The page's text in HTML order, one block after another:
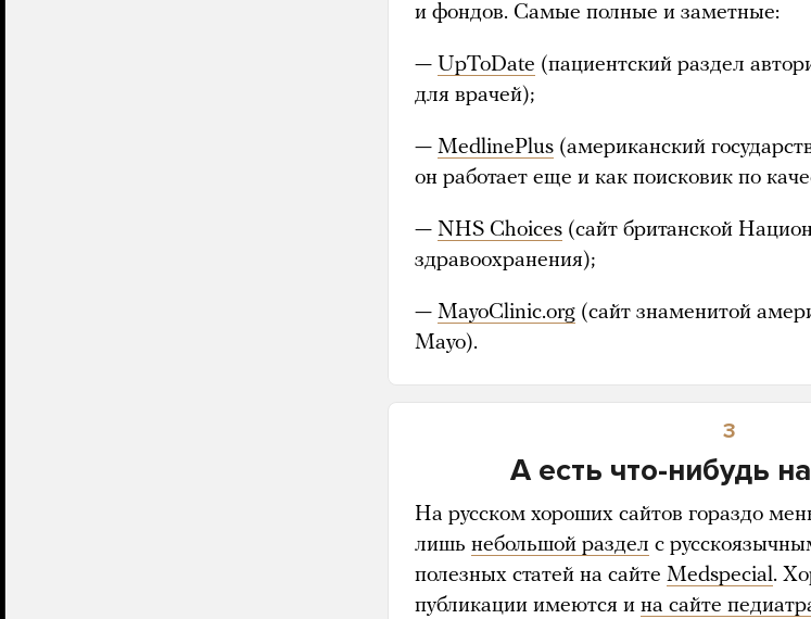
и фондов. Самые полные и заметные:
— UpToDate (пациентский раздел
для врачей);
— MedlinePlus (американский
он работает еще и как поисковик по
— NHS Choices (сайт британской
здравоохранения);
— MayoClinic.org (сайт знаменитой
Mayo).
3
А есть что-нибудь
На русском хороших сайтов гораздо
лишь небольшой раздел с
полезных статей на сайте Medspecial.
публикации имеются и на сайте